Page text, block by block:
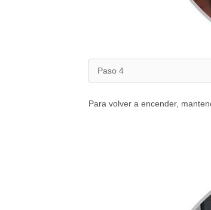
Paso 4
Para volver a encender,